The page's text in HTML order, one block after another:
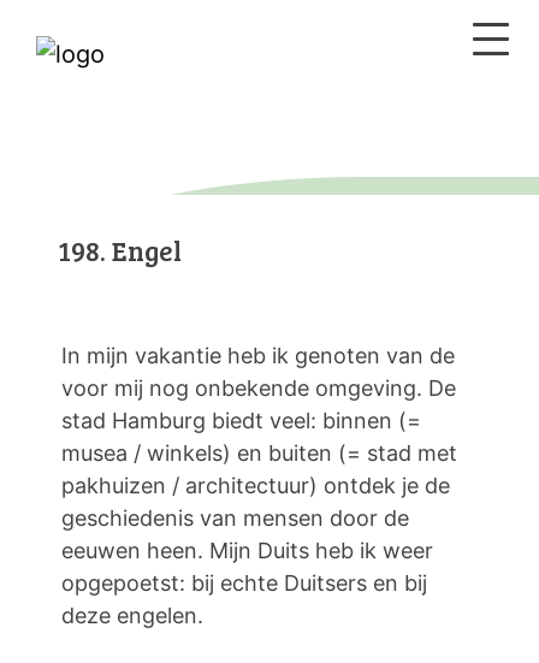
198. Engel
In mijn vakantie heb ik genoten van de
voor mij nog onbekende omgeving. De
stad Hamburg biedt veel: binnen (=
musea / winkels) en buiten (= stad met
pakhuizen / architectuur) ontdek je de
geschiedenis van mensen door de
eeuwen heen. Mijn Duits heb ik weer
opgepoetst: bij echte Duitsers en bij
deze engelen.